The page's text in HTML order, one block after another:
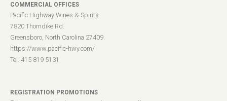
COMMERCIAL OFFICES
Pacific Highway Wines & Spirits
7820 Thorndike Rd.
Greensboro, North Carolina 27409.
https://www.pacific-hwy.com/
Tel. 415 819 5131
REGISTRATION PROMOTIONS